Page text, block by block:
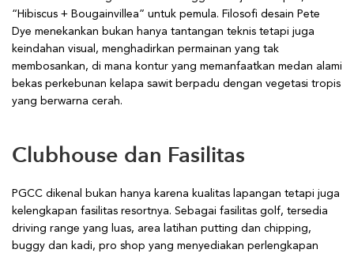
“Hibiscus + Bougainvillea” untuk pemula. Filosofi desain Pete
Dye menekankan bukan hanya tantangan teknis tetapi juga
keindahan visual, menghadirkan permainan yang tak
membosankan, di mana kontur yang memanfaatkan medan alami
bekas perkebunan kelapa sawit berpadu dengan vegetasi tropis
yang berwarna cerah.
Clubhouse dan Fasilitas
PGCC dikenal bukan hanya karena kualitas lapangan tetapi juga
kelengkapan fasilitas resortnya. Sebagai fasilitas golf, tersedia
driving range yang luas, area latihan putting dan chipping,
buggy dan kadi, pro shop yang menyediakan perlengkapan